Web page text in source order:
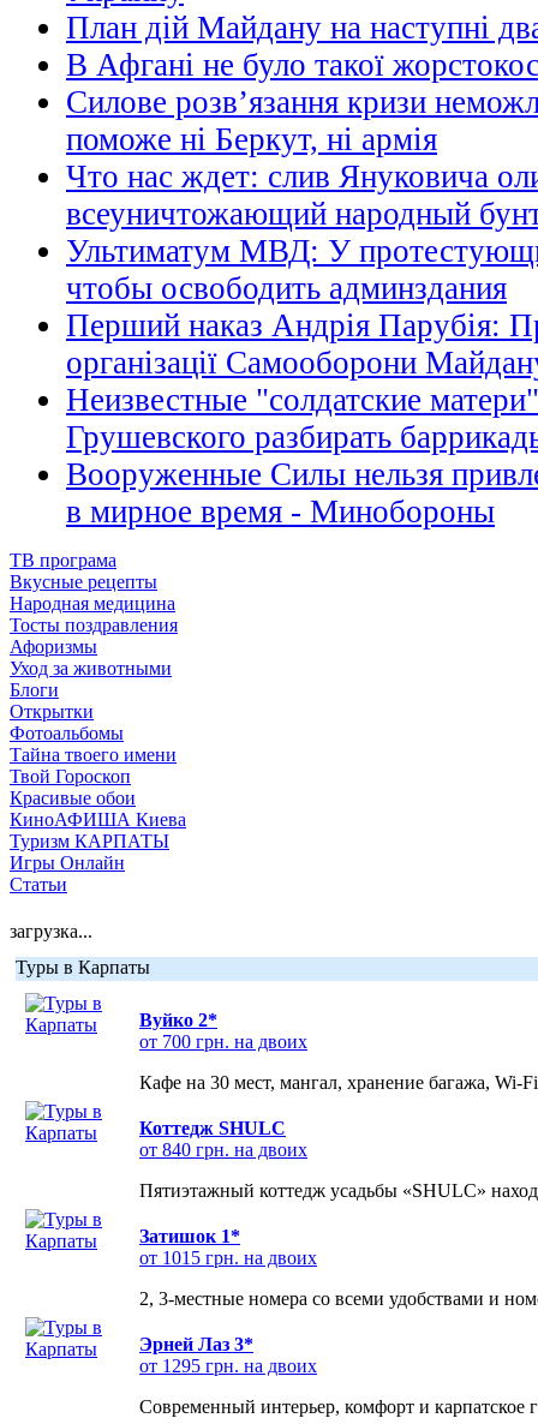
План дій Майдану на наступні
В Афгані не було такої
Силове розв’язання кризи
поможе ні Беркут, ні армія
Что нас ждет: слив Януковича
всеуничтожающий народный
Ультиматум МВД: У
чтобы освободить админздания
Перший наказ Андрія Парубія:
організації Самооборони
Неизвестные "солдатские
Грушевского разбирать
Вооруженные Силы нельзя
в мирное время - Минобороны
ТВ програма
Вкусные рецепты
Народная медицина
Тосты поздравления
Афоризмы
Уход за животными
Блоги
Открытки
Фотоальбомы
Тайна твоего имени
Твой Гороскоп
Красивые обои
КиноАФИША Киева
Туризм КАРПАТЫ
Игры Онлайн
Статьи
загрузка...
Туры в Карпаты
Вуйко 2*
от 700 грн. на двоих
Кафе на 30 мест, мангал, хранение багажа, Wi-
Коттедж SHULC
от 840 грн. на двоих
Пятиэтажный коттедж усадьбы «SHULC»
Затишок 1*
от 1015 грн. на двоих
2, 3-местные номера со всеми удобствами и
Эрней Лаз 3*
от 1295 грн. на двоих
Современный интерьер, комфорт и карпатское